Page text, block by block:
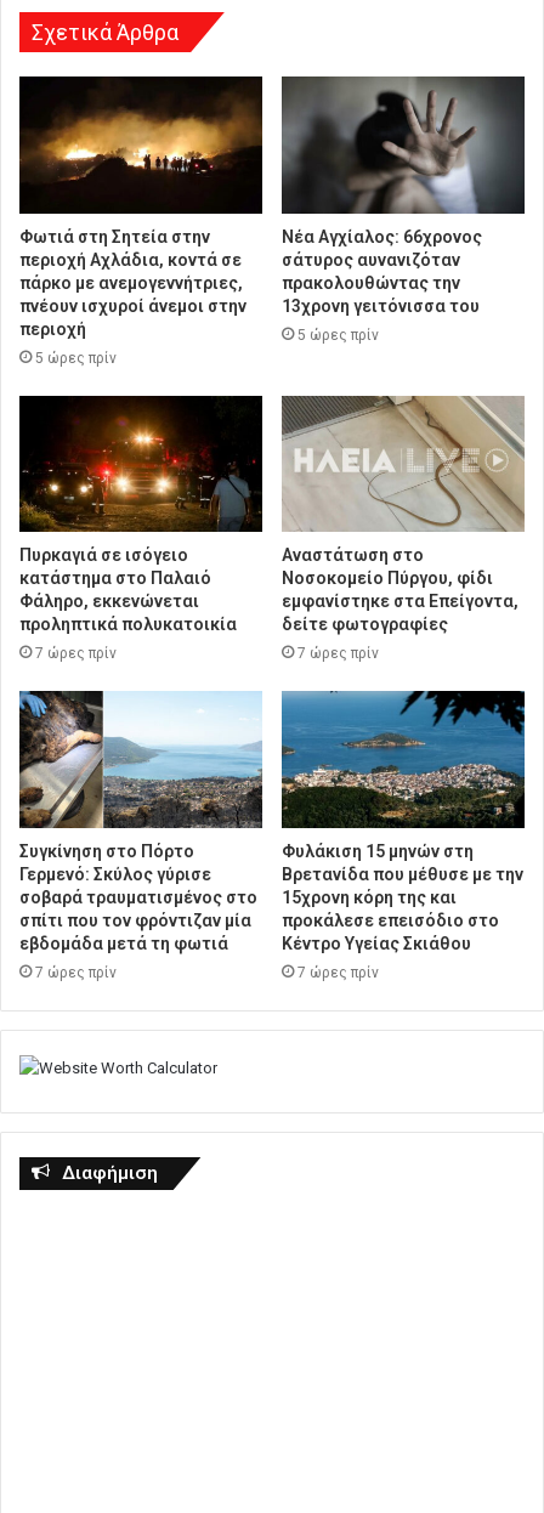
Σχετικά Άρθρα
Φωτιά στη Σητεία στην
περιοχή Αχλάδια, κοντά σε
πάρκο με ανεμογεννήτριες,
πνέουν ισχυροί άνεμοι στην
περιοχή
5 ώρες πρίν
Νέα Αγχίαλος: 66χρονος
σάτυρος αυνανιζόταν
πρακολουθώντας την
13χρονη γειτόνισσα του
5 ώρες πρίν
Πυρκαγιά σε ισόγειο
κατάστημα στο Παλαιό
Φάληρο, εκκενώνεται
προληπτικά πολυκατοικία
7 ώρες πρίν
Αναστάτωση στο
Νοσοκομείο Πύργου, φίδι
εμφανίστηκε στα Επείγοντα,
δείτε φωτογραφίες
7 ώρες πρίν
Συγκίνηση στο Πόρτο
Γερμενό: Σκύλος γύρισε
σοβαρά τραυματισμένος στο
σπίτι που τον φρόντιζαν μία
εβδομάδα μετά τη φωτιά
7 ώρες πρίν
Φυλάκιση 15 μηνών στη
Βρετανίδα που μέθυσε με την
15χρονη κόρη της και
προκάλεσε επεισόδιο στο
Κέντρο Υγείας Σκιάθου
7 ώρες πρίν
Διαφήμιση